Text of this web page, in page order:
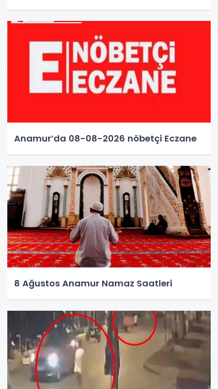
Anamur’da 08-08-2026 nöbetçi Eczane
8 Ağustos Anamur Namaz Saatleri